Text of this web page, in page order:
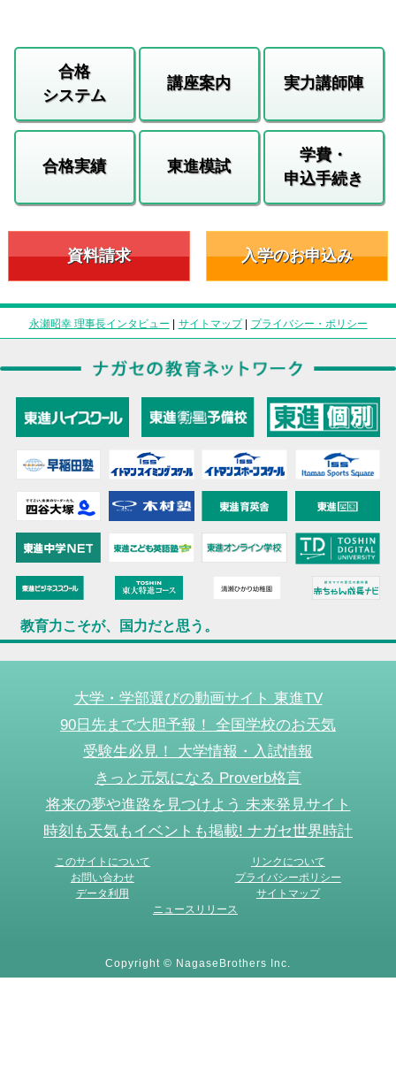
合格
システム
講座案内 実力講師陣
合格実績 東進模試
学費・
申込手続き
資料請求 入学のお申込み
永瀬昭幸 理事長インタビュー | サイトマップ| プライバシー・ポリシー
教育力こそが、国力だと思う。
大学・学部選びの動画サイト 東進TV
90日先まで大胆予報！ 全国学校のお天気
受験生必見！ 大学情報・入試情報
きっと元気になる Proverb格言
将来の夢や進路を見つけよう 未来発見サイト
時刻も天気もイベントも掲載! ナガセ世界時計
このサイトについて
リンクについて
お問い合わせ
プライバシーポリシー
データ利用
サイトマップ
ニュースリリース
Copyright © NagaseBrothers Inc.